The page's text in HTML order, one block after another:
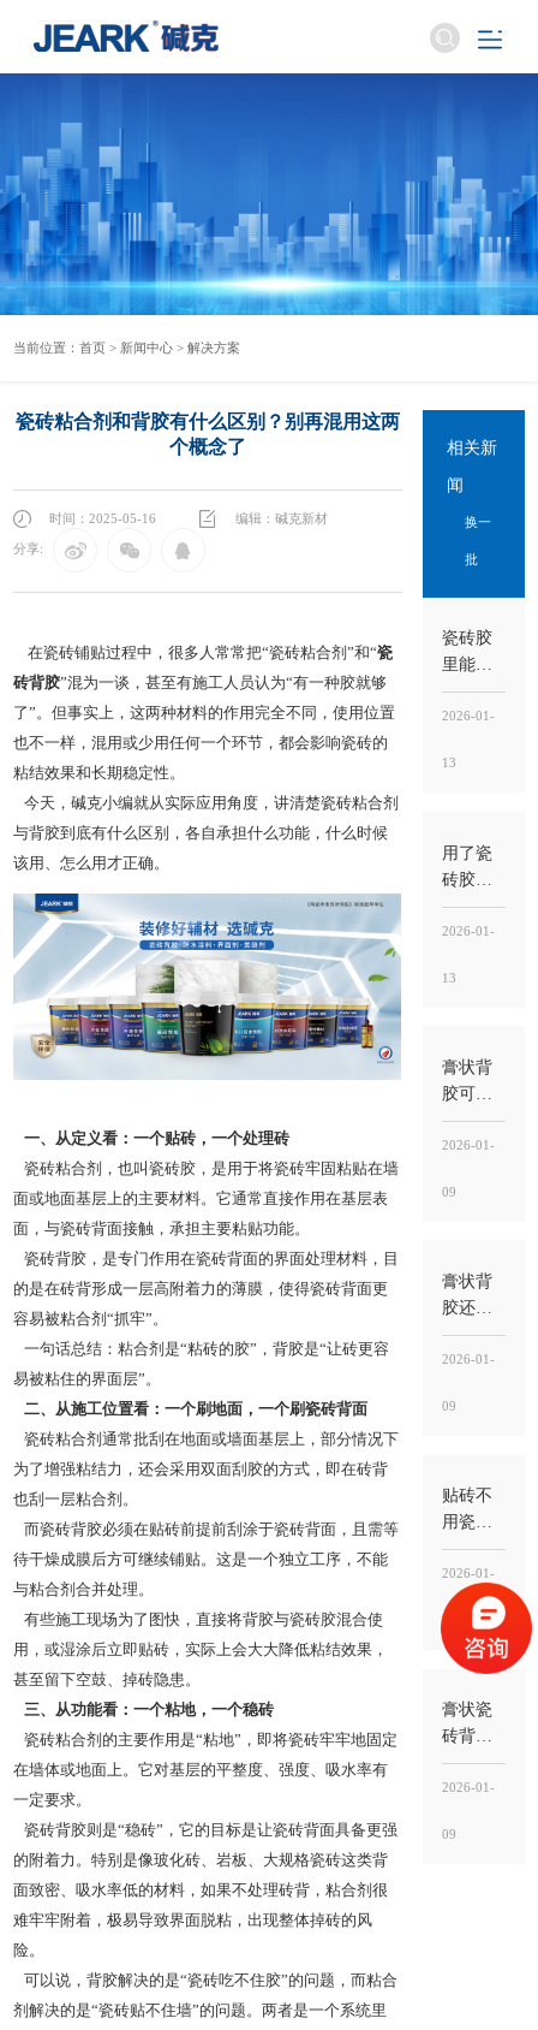
当前位置：首页 > 新闻中心 >解决方案
瓷砖粘合剂和背胶有什么区别？别再混用这两
个概念了
时间：2025-05-16 编辑：碱克新材
分享:
在瓷砖铺贴过程中，很多人常常把“瓷砖粘合剂”和“瓷
砖背胶”混为一谈，甚至有施工人员认为“有一种胶就够
了”。但事实上，这两种材料的作用完全不同，使用位置
也不一样，混用或少用任何一个环节，都会影响瓷砖的
粘结效果和长期稳定性。
今天，碱克小编就从实际应用角度，讲清楚瓷砖粘合剂
与背胶到底有什么区别，各自承担什么功能，什么时候
该用、怎么用才正确。
一、从定义看：一个贴砖，一个处理砖
瓷砖粘合剂，也叫瓷砖胶，是用于将瓷砖牢固粘贴在墙
面或地面基层上的主要材料。它通常直接作用在基层表
面，与瓷砖背面接触，承担主要粘贴功能。
瓷砖背胶，是专门作用在瓷砖背面的界面处理材料，目
的是在砖背形成一层高附着力的薄膜，使得瓷砖背面更
容易被粘合剂“抓牢”。
一句话总结：粘合剂是“粘砖的胶”，背胶是“让砖更容
易被粘住的界面层”。
二、从施工位置看：一个刷地面，一个刷瓷砖背面
瓷砖粘合剂通常批刮在地面或墙面基层上，部分情况下
为了增强粘结力，还会采用双面刮胶的方式，即在砖背
也刮一层粘合剂。
而瓷砖背胶必须在贴砖前提前刮涂于瓷砖背面，且需等
待干燥成膜后方可继续铺贴。这是一个独立工序，不能
与粘合剂合并处理。
有些施工现场为了图快，直接将背胶与瓷砖胶混合使
用，或湿涂后立即贴砖，实际上会大大降低粘结效果，
甚至留下空鼓、掉砖隐患。
三、从功能看：一个粘地，一个稳砖
瓷砖粘合剂的主要作用是“粘地”，即将瓷砖牢牢地固定
在墙体或地面上。它对基层的平整度、强度、吸水率有
一定要求。
瓷砖背胶则是“稳砖”，它的目标是让瓷砖背面具备更强
的附着力。特别是像玻化砖、岩板、大规格瓷砖这类背
面致密、吸水率低的材料，如果不处理砖背，粘合剂很
难牢牢附着，极易导致界面脱粘，出现整体掉砖的风
险。
可以说，背胶解决的是“瓷砖吃不住胶”的问题，而粘合
剂解决的是“瓷砖贴不住墙”的问题。两者是一个系统里
相关新
闻
换一
批
瓷砖胶
里能掺
水泥
吗？不
意掺，
更容易
空鼓
2026-01-
13
用了瓷
砖胶还
用水泥
吗？能
别混
法”与“用
途”
2026-01-
13
膏状背
胶可以
刷地面
吗？能
别刷错
是“刷砖
背”不
是“刷地
面基层”
2026-01-
09
膏状背
胶还需
要瓷砖
胶吗？
背胶
砖胶
管“承托
粘结”
2026-01-
09
贴砖不
用瓷砖
胶可以
吗？能
做，但
要看瓷
砖类型
况，别
把“能
贴”当“能
稳”
2026-01-
13
膏状瓷
砖背胶
好吗？
好不好
头”，而
2026-01-
09